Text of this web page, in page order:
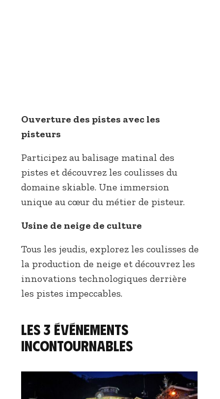
Ouverture des pistes avec les
pisteurs
Participez au balisage matinal des
pistes et découvrez les coulisses du
domaine skiable. Une immersion
unique au cœur du métier de pisteur.
Usine de neige de culture
Tous les jeudis, explorez les coulisses de
la production de neige et découvrez les
innovations technologiques derrière
les pistes impeccables.
Les 3 événements
incontournables